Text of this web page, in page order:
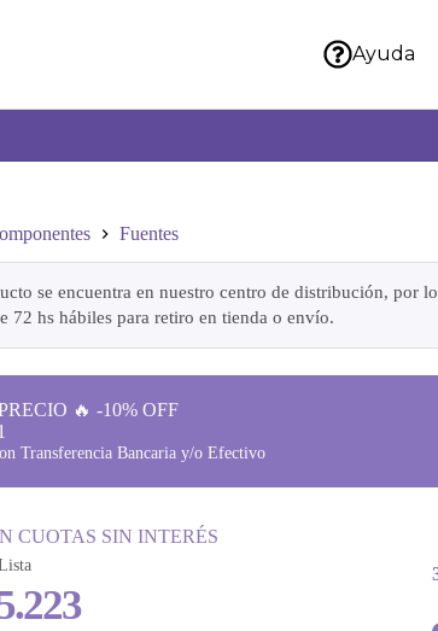
Ayuda
Fuentes
se encuentra en nuestro centro de distribución, por
72 hs hábiles para retiro en tienda o envío.
🔥 -10% OFF
Transferencia Bancaria y/o Efectivo
CUOTAS SIN INTERÉS